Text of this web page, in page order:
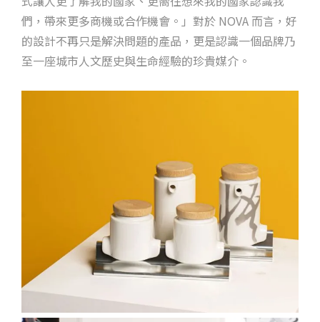
們，帶來更多商機或合作機會。」對於 NOVA 而言，好
的設計不再只是解決問題的產品，更是認識一個品牌乃
至一座城市人文歷史與生命經驗的珍貴媒介。